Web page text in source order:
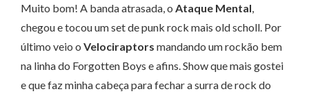
Muito bom! A banda atrasada, o Ataque Mental
chegou e tocou um set de punk rock mais old scholl. Por
último veio o Velociraptors mandando um rockão bem
na linha do Forgotten Boys e afins. Show que mais gostei
e que faz minha cabeça para fechar a surra de rock do